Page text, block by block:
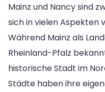
Mainz und Nancy sind
sich in vielen Aspekten
Während Mainz als
Rheinland-Pfalz
historische Stadt im
Städte haben ihre